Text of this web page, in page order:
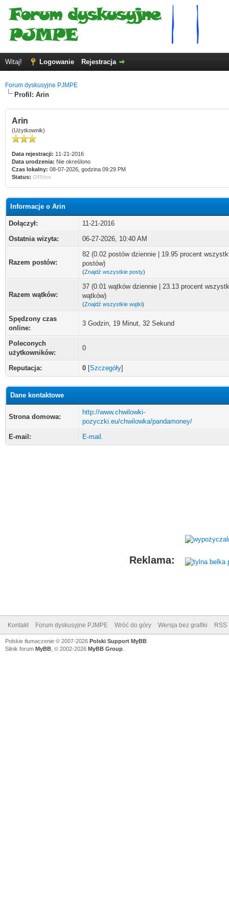
Witaj! Logowanie Rejestracja
Forum dyskusyjne PJMPE
Profil: Arin
Arin
(Użytkownik)
Data rejestracji: 11-21-2016
Data urodzenia: Nie określono
Czas lokalny: 08-07-2026, godzina 09:29 PM
Status: Offline
Informacje o Arin
Dołączył:
11-21-2016
Ostatnia wizyta:
06-27-2026, 10:40 AM
Razem postów:
82 (0.02 postów dziennie | 19.95 procent
postów)
(Znajdź wszystkie posty)
Razem wątków:
37 (0.01 wątków dziennie | 23.13 procent
wątków)
(Znajdź wszystkie wątki)
Spędzony czas
online:
3 Godzin, 19 Minut, 32 Sekund
Poleconych
użytkowników:
0
Reputacja: 0 [Szczegóły]
Dane kontaktowe
Strona domowa:
http://www.chwilowki-
pozyczki.eu/chwilowka/pandamoney/
E-mail:
E-mail.
Reklama:
Kontakt Forum dyskusyjne PJMPE Wróć do góry Wersja bez grafiki RSS
Polskie tłumaczenie © 2007-2026 Polski Support MyBB
Silnik forum MyBB , © 2002-2026 MyBB Group